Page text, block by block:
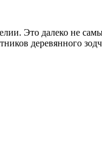
Это далеко не
деревянного